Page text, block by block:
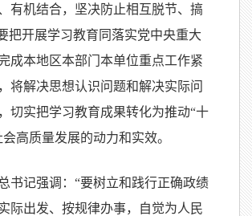
有机结合，坚决防止相互脱节、搞
把开展学习教育同落实党中央重大
成本地区本部门本单位重点工作紧
将解决思想认识问题和解决实际问
切实把学习教育成果转化为推动“十
高质量发展的动力和实效。
记强调：“要树立和践行正确政绩
际出发、按规律办事，自觉为人民